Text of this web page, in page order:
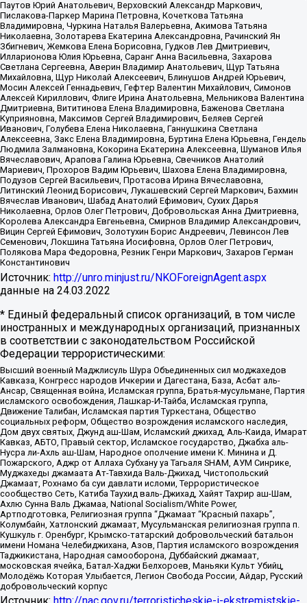
Паутов Юрий Анатольевич, Верховский Александр Маркович,
Пислакова-Паркер Марина Петровна, Кочеткова Татьяна
Владимировна, Чуркина Наталья Валерьевна, Акимова Татьяна
Николаевна, Золотарева Екатерина Александровна, Рачинский Ян
Збигневич, Жемкова Елена Борисовна, Гудков Лев Дмитриевич,
Илларионова Юлия Юрьевна, Саранг Анна Васильевна, Захарова
Светлана Сергеевна, Аверин Владимир Анатольевич, Щур Татьяна
Михайловна, Щур Николай Алексеевич, Блинушов Андрей Юрьевич,
Мосин Алексей Геннадьевич, Гефтер Валентин Михайлович, Симонов
Алексей Кириллович, Флиге Ирина Анатольевна, Мельникова Валентина
Дмитриевна, Вититинова Елена Владимировна, Баженова Светлана
Куприяновна, Максимов Сергей Владимирович, Беляев Сергей
Иванович, Голубева Елена Николаевна, Ганнушкина Светлана
Алексеевна, Закс Елена Владимировна, Буртина Елена Юрьевна, Гендель
Людмила Залмановна, Кокорина Екатерина Алексеевна, Шуманов Илья
Вячеславович, Арапова Галина Юрьевна, Свечников Анатолий
Мариевич, Прохоров Вадим Юрьевич, Шахова Елена Владимировна,
Подузов Сергей Васильевич, Протасова Ирина Вячеславовна,
Литинский Леонид Борисович, Лукашевский Сергей Маркович, Бахмин
Вячеслав Иванович, Шабад Анатолий Ефимович, Сухих Дарья
Николаевна, Орлов Олег Петрович, Добровольская Анна Дмитриевна,
Королева Александра Евгеньевна, Смирнов Владимир Александрович,
Вицин Сергей Ефимович, Золотухин Борис Андреевич, Левинсон Лев
Семенович, Локшина Татьяна Иосифовна, Орлов Олег Петрович,
Полякова Мара Федоровна, Резник Генри Маркович, Захаров Герман
Константинович
Источник: http://unro.minjust.ru/NKOForeignAgent.aspx
данные на 24.03.2022
* Единый федеральный список организаций, в том числе
иностранных и международных организаций, признанных
в соответствии с законодательством Российской
Федерации террористическими:
Высший военный Маджлисуль Шура Объединенных сил моджахедов
Кавказа, Конгресс народов Ичкерии и Дагестана, База, Асбат аль-
Ансар, Священная война, Исламская группа, Братья-мусульмане, Партия
исламского освобождения, Лашкар-И-Тайба, Исламская группа,
Движение Талибан, Исламская партия Туркестана, Общество
социальных реформ, Общество возрождения исламского наследия,
Дом двух святых, Джунд аш-Шам, Исламский джихад, Аль-Каида, Имарат
Кавказ, АБТО, Правый сектор, Исламское государство, Джабха аль-
Нусра ли-Ахль аш-Шам, Народное ополчение имени К. Минина и Д.
Пожарского, Аджр от Аллаха Субхану уа Тагьаля SHAM, АУМ Синрике,
Муджахеды джамаата Ат-Тавхида Валь-Джихад, Чистопольский
Джамаат, Рохнамо ба суи давлати исломи, Террористическое
сообщество Сеть, Катиба Таухид валь-Джихад, Хайят Тахрир аш-Шам,
Ахлю Сунна Валь Джамаа, National Socialism/White Power,
Артподготовка, Религиозная группа “Джамаат “Красный пахарь”,
Колумбайн, Хатлонский джамаат, Мусульманская религиозная группа п.
Кушкуль г. Оренбург, Крымско-татарский добровольческий батальон
имени Номана Челебиджихана, Азов, Партия исламского возрождения
Таджикистана, Народная самооборона, Дуббайский джамаат,
московская ячейка, Батал-Хаджи Белхороев, Маньяки Культ Убийц,
Молодёжь Которая Улыбается, Легион Свобода России, Айдар, Русский
добровольческий корпус